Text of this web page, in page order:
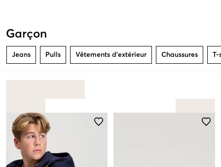
Garçon
Jeans Pulls Vêtements d’extérieur Chaussures T-